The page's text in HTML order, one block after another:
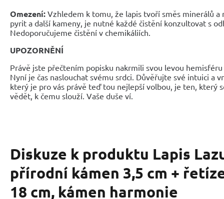
Omezení: Vzhledem k tomu, že lapis tvoří směs minerálů a
pyrit a další kameny, je nutné každé čistění konzultovat s
Nedoporučujeme čistění v chemikáliích.
UPOZORNĚNÍ
Právě jste přečtením popisku nakrmili svou levou
Nyní je čas naslouchat svému srdci. Důvěřujte své intuici a
který je pro vás právě teď tou nejlepší volbou, je ten, který
vědět, k čemu slouží. Vaše duše ví.
Diskuze k produktu Lapis
přírodní kámen 3,5 cm +
18 cm, kámen harmonie